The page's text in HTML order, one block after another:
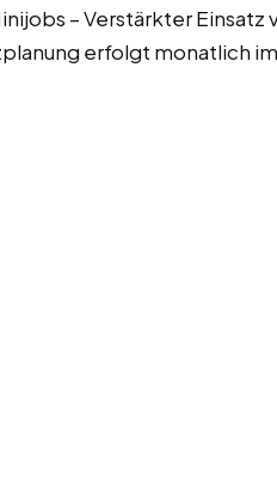
– Verstärkter Einsatz
erfolgt monatlich